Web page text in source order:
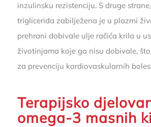
inzulinsku rezistenciju. S druge
triglicerida zabilježena je u plazmi
prehrani dobivale ulje račića krila u
životinjama koje ga nisu dobivale,
za prevenciju kardiovaskularnih
Terapijsko
omega-3 masnih